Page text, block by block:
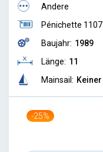
Andere
Pénichette 1107
Baujahr: 1989
Länge: 11
Mainsail: Keiner
-25%